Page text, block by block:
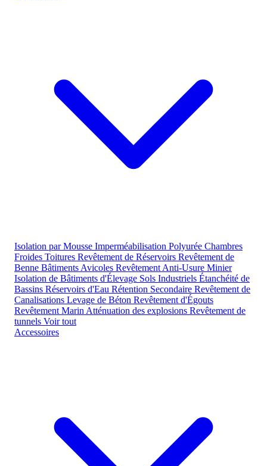
Isolation par Mousse Imperméabilisation Polyurée Chambres
Froides Toitures Revêtement de Réservoirs Revêtement de
Benne Bâtiments Avicoles Revêtement Anti-Usure Minier
Isolation de Bâtiments d'Élevage Sols Industriels Étanchéité de
Bassins Réservoirs d'Eau Rétention Secondaire Revêtement de
Canalisations Levage de Béton Revêtement d'Égouts
Revêtement Marin Atténuation des explosions Revêtement de
tunnels Voir tout
Accessoires